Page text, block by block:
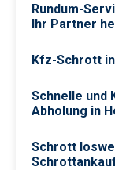
Rundum-
Ihr Partner
Kfz-Schrott
Schnelle und
Abholung in
Schrott